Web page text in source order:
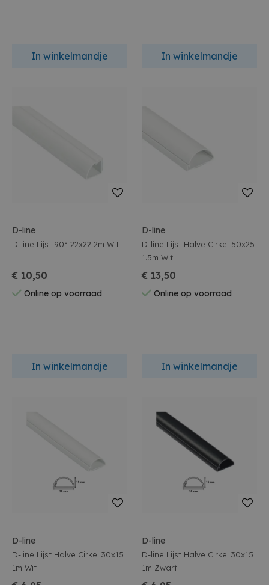
In winkelmandje In winkelmandje
D-line
D-line Lijst 90° 22x22 2m Wit
€ 10,50
Online op voorraad
In winkelmandje
D-line
D-line Lijst Halve Cirkel 50x25
1.5m Wit
€ 13,50
Online op voorraad
In winkelmandje
D-line
D-line Lijst Halve Cirkel 30x15
1m Wit
D-line
D-line Lijst Halve Cirkel 30x15
1m Zwart